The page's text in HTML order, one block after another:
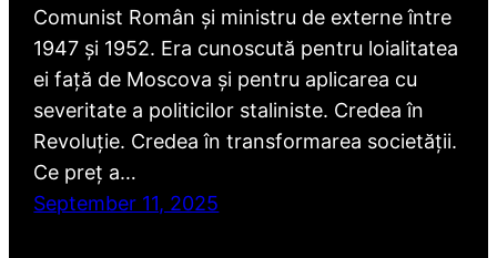
Comunist Român și ministru de externe între
1947 și 1952. Era cunoscută pentru loialitatea
ei față de Moscova și pentru aplicarea cu
severitate a politicilor staliniste. Credea în
Revoluție. Credea în transformarea societății.
Ce preț a…
September 11, 2025